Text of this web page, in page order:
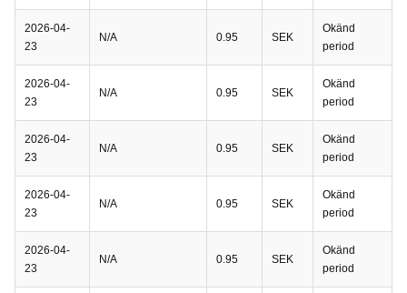
2026-04-
23
N/A 0.95 SEK
Okänd
period
2026-04-
23
N/A 0.95 SEK
Okänd
period
2026-04-
23
N/A 0.95 SEK
Okänd
period
2026-04-
23
N/A 0.95 SEK
Okänd
period
2026-04-
23
N/A 0.95 SEK
Okänd
period